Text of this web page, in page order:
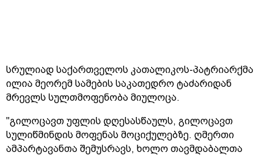
სრულიად საქართველოს კათალიკოს-პატრიარქმა
ილია მეორემ სამების საკათედრო ტაძარიდან
მრევლს სულთმოფენობა მიულოცა.
"გილოცავთ უფლის დღესასწაულს, გილოცავთ
სულიწმინდის მოფენას მოციქულებზე. ღმერთი
ამპარტავანთა შემუსრავს, ხოლო თავმდაბალთა